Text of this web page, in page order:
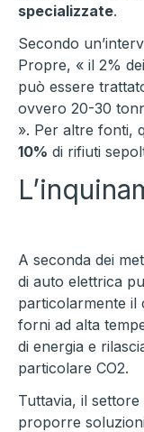
specializzate.
Secondo
Propre, « il 2% dei
può essere
ovvero 20-30
». Per altre fonti,
10% di rifiuti
A seconda dei
di auto elettrica
particolarmente il
forni ad alta
di energia e
particolare CO2.
Tuttavia, il
proporre